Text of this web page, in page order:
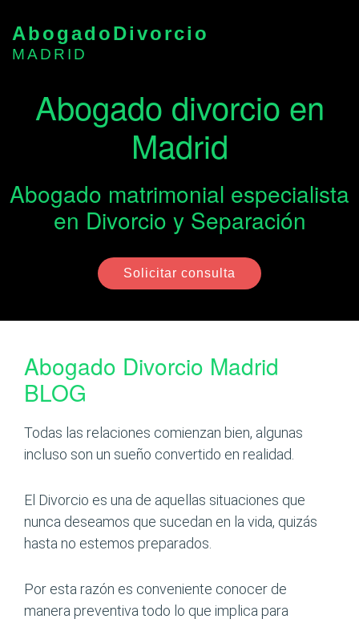
AbogadoDivorcio
MADRID
Abogado divorcio en
Madrid
Abogado matrimonial especialista
en Divorcio y Separación
Solicitar consulta
Abogado Divorcio Madrid
BLOG
Todas las relaciones comienzan bien, algunas
incluso son un sueño convertido en realidad.
El Divorcio es una de aquellas situaciones que
nunca deseamos que sucedan en la vida, quizás
hasta no estemos preparados.
Por esta razón es conveniente conocer de
manera preventiva todo lo que implica para